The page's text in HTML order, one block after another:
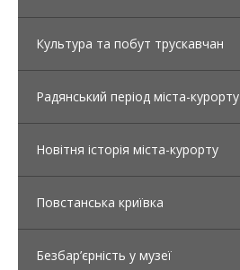
Культура та побут трускавчан
Радянський період міста-курорту
Новітня історія міста-курорту
Повстанська криївка
Безбар’єрність у музеї